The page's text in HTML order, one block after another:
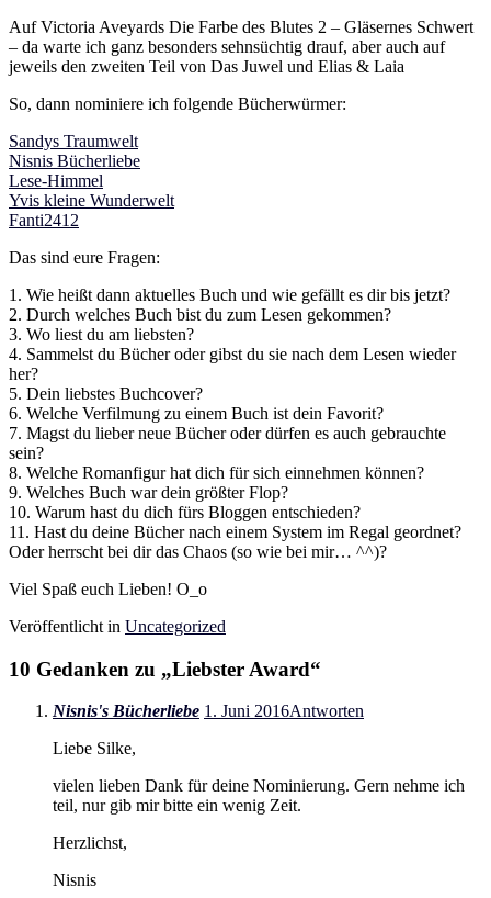
Auf Victoria Aveyards Die Farbe des Blutes 2 – Gläsernes Schwert
– da warte ich ganz besonders sehnsüchtig drauf, aber auch auf
jeweils den zweiten Teil von Das Juwel und Elias & Laia
So, dann nominiere ich folgende Bücherwürmer:
Sandys Traumwelt
Nisnis Bücherliebe
Lese-Himmel
Yvis kleine Wunderwelt
Fanti2412
Das sind eure Fragen:
1. Wie heißt dann aktuelles Buch und wie gefällt es dir bis jetzt?
2. Durch welches Buch bist du zum Lesen gekommen?
3. Wo liest du am liebsten?
4. Sammelst du Bücher oder gibst du sie nach dem Lesen wieder
her?
5. Dein liebstes Buchcover?
6. Welche Verfilmung zu einem Buch ist dein Favorit?
7. Magst du lieber neue Bücher oder dürfen es auch gebrauchte
sein?
8. Welche Romanfigur hat dich für sich einnehmen können?
9. Welches Buch war dein größter Flop?
10. Warum hast du dich fürs Bloggen entschieden?
11. Hast du deine Bücher nach einem System im Regal geordnet?
Oder herrscht bei dir das Chaos (so wie bei mir… ^^)?
Viel Spaß euch Lieben! O_o
Veröffentlicht in Uncategorized
10 Gedanken zu „Liebster Award“
Nisnis's Bücherliebe 1. Juni 2016Antworten
Liebe Silke,
vielen lieben Dank für deine Nominierung. Gern nehme ich
teil, nur gib mir bitte ein wenig Zeit.
Herzlichst,
Nisnis